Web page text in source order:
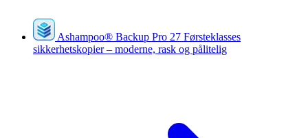
Ashampoo® Backup Pro 27 Førsteklasses
sikkerhetskopier – moderne, rask og pålitelig